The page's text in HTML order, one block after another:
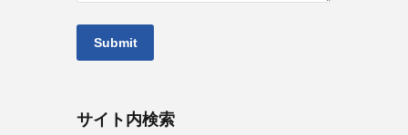
サイト内検索